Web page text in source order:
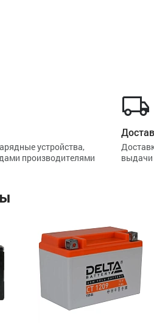
устройства,
производителями
выдачи